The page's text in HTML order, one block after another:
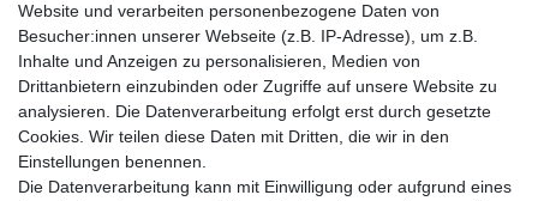
© Copyright 2026 | Alle Rechte vorbehalten.
Website und verarbeiten personenbezogene Daten von
Besucher:innen unserer Webseite (z.B. IP-Adresse), um z.B.
Inhalte und Anzeigen zu personalisieren, Medien von
Drittanbietern einzubinden oder Zugriffe auf unsere Website zu
analysieren. Die Datenverarbeitung erfolgt erst durch gesetzte
Cookies. Wir teilen diese Daten mit Dritten, die wir in den
Einstellungen benennen.
Die Datenverarbeitung kann mit Einwilligung oder aufgrund eines